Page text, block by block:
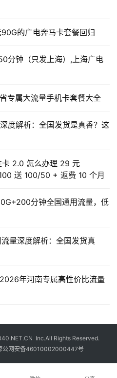
的广电奔马卡套餐回归
分钟（只发上海）,上海广电
专属大流量手机卡套餐大全
度解析：全国发货是真香？这
卡 2.0 怎么办理 29 元
送 100/50 + 返费 10 个月
分钟全国通用流量，低
量深度解析：全国发货真
年河南专属高性价比流量
Inc.All Rights Reserved.
公网安备46010002000447号